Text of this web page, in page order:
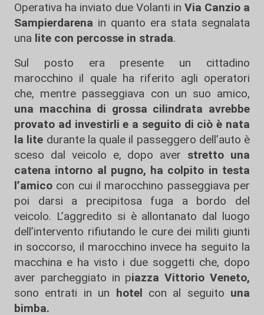
Operativa ha inviato due Volanti in Via Canzio a
Sampierdarena in quanto era stata segnalata
una lite con percosse in strada.
Sul posto era presente un cittadino
marocchino il quale ha riferito agli operatori
che, mentre passeggiava con un suo amico,
una macchina di grossa cilindrata avrebbe
provato ad investirli e a seguito di ciò è nata
la lite durante la quale il passeggero dell’auto è
sceso dal veicolo e, dopo aver stretto una
catena intorno al pugno, ha colpito in testa
l’amico con cui il marocchino passeggiava per
poi darsi a precipitosa fuga a bordo del
veicolo. L’aggredito si è allontanato dal luogo
dell’intervento rifiutando le cure dei militi giunti
in soccorso, il marocchino invece ha seguito la
macchina e ha visto i due soggetti che, dopo
aver parcheggiato in piazza Vittorio Veneto,
sono entrati in un hotel con al seguito una
bimba.